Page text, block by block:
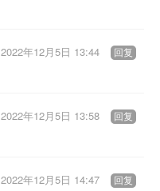
2022年12月5日 13:44 回复
2022年12月5日 13:58 回复
2022年12月5日 14:47 回复